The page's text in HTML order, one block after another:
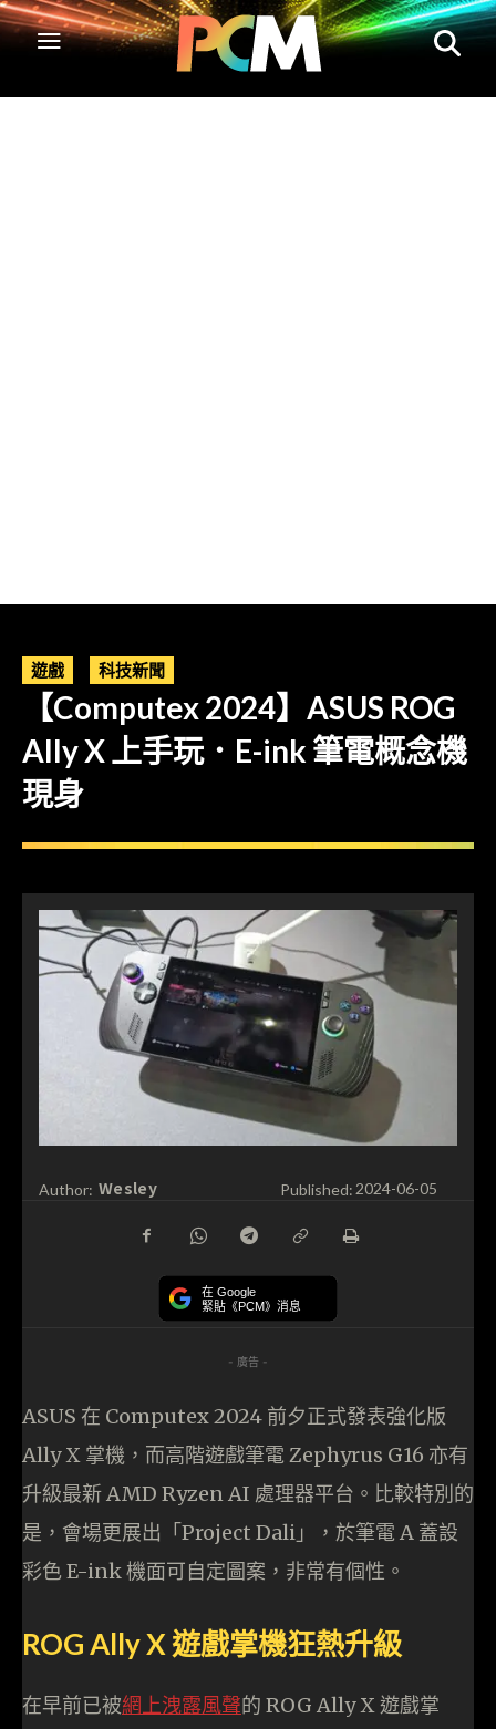
遊戲 科技新聞
【Computex 2024】ASUS ROG
Ally X 上手玩．E-ink 筆電概念機
現身
Author: Wesley Published:2024-06-05
在 Google
緊貼《PCM》消息
- 廣告 -
ASUS 在 Computex 2024 前夕正式發表強化版
Ally X 掌機，而高階遊戲筆電 Zephyrus G16 亦有
升級最新 AMD Ryzen AI 處理器平台。比較特別的
是，會場更展出「Project Dali」，於筆電 A 蓋設
彩色 E-ink 機面可自定圖案，非常有個性。
ROG Ally X 遊戲掌機狂熱升級
在早前已被網上洩露風聲的 ROG Ally X 遊戲掌